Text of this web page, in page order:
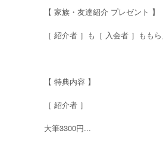
【 家族・友達紹介 プレゼント 】
［ 紹介者 ］も［ 入会者 ］もも
【 特典内容 】
［ 紹介者 ］
大筆3300円...